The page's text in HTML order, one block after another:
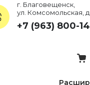
г. Благовещенск,
ул. Комсомольская,
+7 (963) 800-